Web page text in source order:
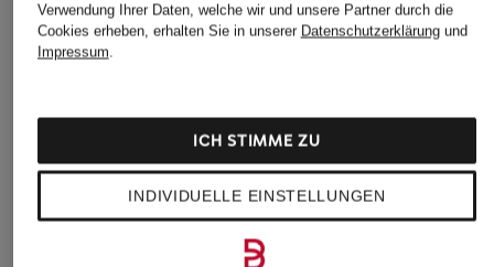
+Aktionsrabatt
Bestpreis:127,49 €
299,90 €
+Aktionsrabatt
Cabanjacke
229,99 €
Bestpreis: 195,49 €
Ursprünglich:449,99 €
BELSTAFF
391,99 €
Verwendung Ihrer Daten, welche wir und unsere Partner durch die
Cookies erheben, erhalten Sie in unserer Datenschutzerklärungund
Impressum.
INDIVIDUELLE EINSTELLUNGEN
ICH STIMME ZU